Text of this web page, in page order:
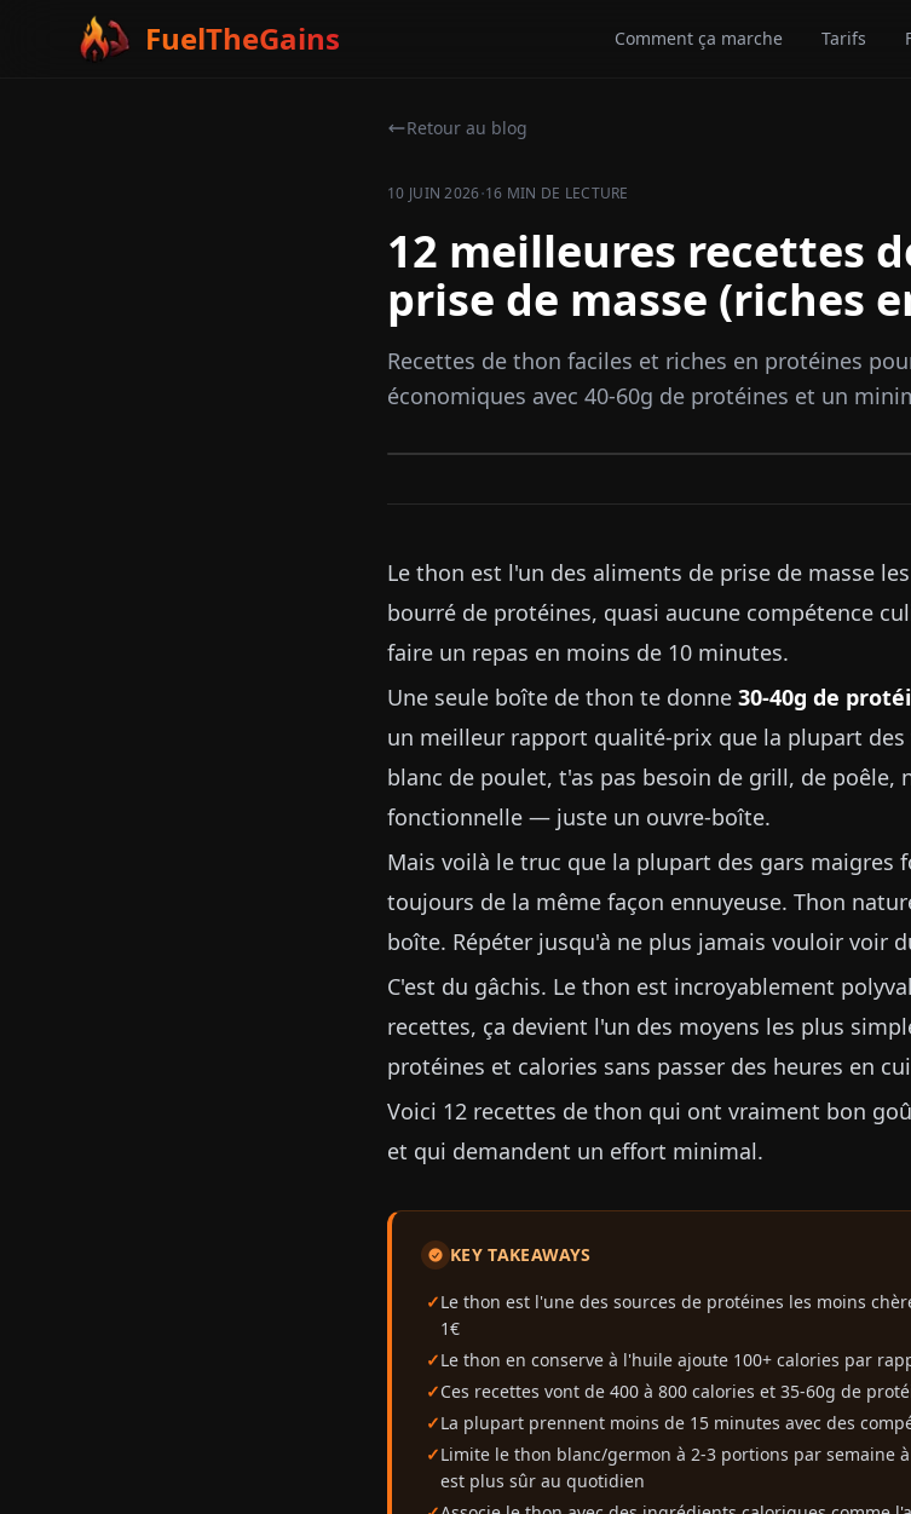
FuelTheGains Comment ça marche Tarifs
Retour au blog
10 JUIN 2026·16 MIN DE LECTURE
12 meilleures recettes
prise de masse (riches
Recettes de thon faciles et riches en protéines
économiques avec 40-60g de protéines et un
Le thon est l'un des aliments de prise de masse
bourré de protéines, quasi aucune compétence
faire un repas en moins de 10 minutes.
Une seule boîte de thon te donne 30-40g de
un meilleur rapport qualité-prix que la plupart
blanc de poulet, t'as pas besoin de grill, de poêle,
fonctionnelle — juste un ouvre-boîte.
Mais voilà le truc que la plupart des gars maigres
toujours de la même façon ennuyeuse. Thon
boîte. Répéter jusqu'à ne plus jamais vouloir voir
C'est du gâchis. Le thon est incroyablement
recettes, ça devient l'un des moyens les plus
protéines et calories sans passer des heures en
Voici 12 recettes de thon qui ont vraiment bon
et qui demandent un effort minimal.
KEY TAKEAWAYS
Le thon est l'une des sources de protéines les moins
1€
Le thon en conserve à l'huile ajoute 100+ calories par
Ces recettes vont de 400 à 800 calories et 35-60g de
La plupart prennent moins de 15 minutes avec des
Limite le thon blanc/germon à 2-3 portions par semaine
est plus sûr au quotidien